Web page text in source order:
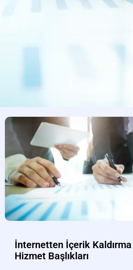
İnternetten İçerik
Hizmet Başlıkları